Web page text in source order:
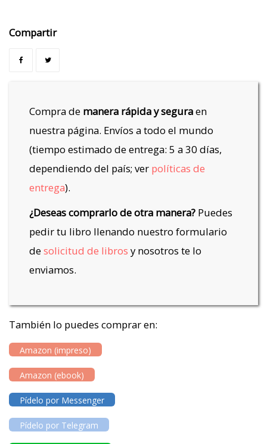
Compartir
Compra de manera rápida y seguraen
nuestra página. Envíos a todo el mundo
(tiempo estimado de entrega: 5 a 30 días,
dependiendo del país; ver políticas de
entrega).
¿Deseas comprarlo de otra manera?Puedes
pedir tu libro llenando nuestro formulario
desolicitud de libros y nosotros te lo
enviamos.
También lo puedes comprar en:
Amazon (impreso)
Amazon (ebook)
Pídelo por Messenger
Pídelo por Telegram